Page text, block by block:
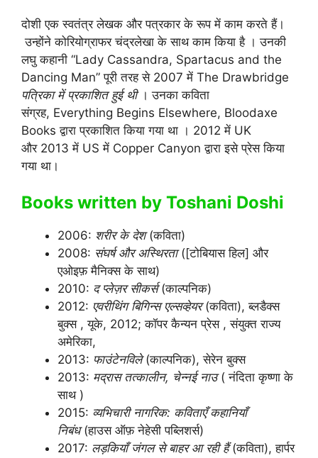
दोशी एक स्वतंत्र लेखक और पत्रकार के रूप में काम करते हैं।
उन्होंने कोरियोग्राफर चंद्रलेखा के साथ काम किया है । उनकी
लघु कहानी “Lady Cassandra, Spartacus and the
Dancing Man” पूरी तरह से 2007 में The Drawbridge
पत्रिका में प्रकाशित हुई थी । उनका कविता
संग्रह, Everything Begins Elsewhere, Bloodaxe
Books द्वारा प्रकाशित किया गया था । 2012 में UK
और 2013 में US में Copper Canyon द्वारा इसे प्रेस किया
गया था।
Books written by Toshani Doshi
2006: शरीर के देश(कविता)
2008: संघर्ष और अस्थिरता([टोबियास हिल] और
एओइफ़ मैनिक्स के साथ)
2010: द प्लेज़र सीकर्स(काल्पनिक)
2012: एवरीथिंग बिगिन्स एल्सव्हेयर(कविता), ब्लडैक्स
बुक्स , यूके, 2012; कॉपर कैन्यन प्रेस , संयुक्त राज्य
अमेरिका,
2013: फाउंटेनविले(काल्पनिक), सेरेन बुक्स
2013: मद्रास तत्कालीन, चेन्नई नाउ( नंदिता कृष्णा के
साथ )
2015: व्यभिचारी नागरिक: कविताएँ कहानियाँ
निबंध(हाउस ऑफ़ नेहेसी पब्लिशर्स)
2017: लड़कियाँ जंगल से बाहर आ रही हैं(कविता), हार्पर